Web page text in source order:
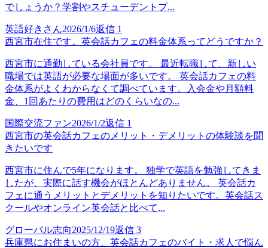
でしょうか？学割やスチューデントプ...
英語好きさん2026/1/6返信 1
西宮市在住です。英会話カフェの料金体系ってどうですか？
西宮市に通勤している会社員です。 最近転職して、新しい
職場では英語が必要な場面が多いです。 英会話カフェの料
金体系がよくわからなくて調べています。入会金や月額料
金、1回あたりの費用はどのくらいなの...
国際交流ファン2026/1/2返信 1
西宮市の英会話カフェのメリット・デメリットの体験談を聞
きたいです
西宮市に住んで5年になります。 独学で英語を勉強してきま
したが、実際に話す機会がほとんどありません。 英会話カ
フェに通うメリットとデメリットを知りたいです。英会話ス
クールやオンライン英会話と比べて...
グローバル志向2025/12/19返信 3
兵庫県にお住まいの方、英会話カフェのバイト・求人で悩ん